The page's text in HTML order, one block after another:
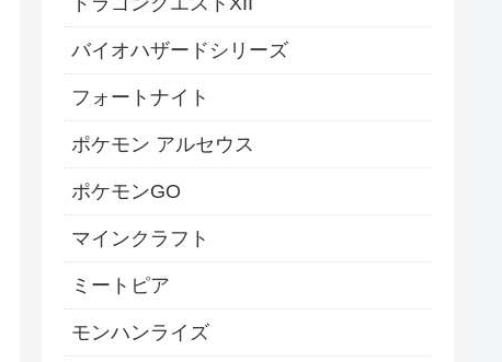
バイオハザードシリーズ
フォートナイト
ポケモン アルセウス
ポケモンGO
マインクラフト
ミートピア
モンハンライズ